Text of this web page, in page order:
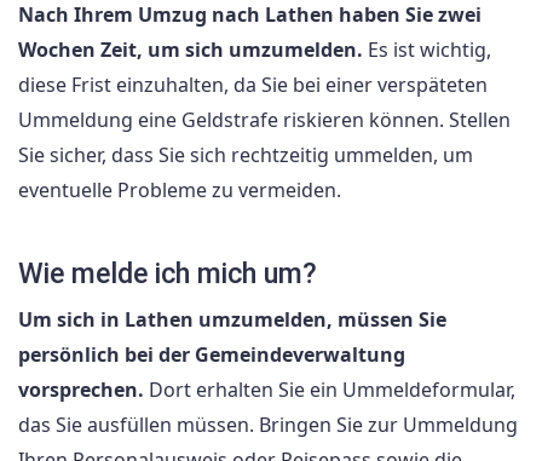
Nach Ihrem Umzug nach Lathen haben Sie zwei
Wochen Zeit, um sich umzumelden. Es ist wichtig,
diese Frist einzuhalten, da Sie bei einer verspäteten
Ummeldung eine Geldstrafe riskieren können. Stellen
Sie sicher, dass Sie sich rechtzeitig ummelden, um
eventuelle Probleme zu vermeiden.
Wie melde ich mich um?
Um sich in Lathen umzumelden, müssen Sie
persönlich bei der Gemeindeverwaltung
vorsprechen. Dort erhalten Sie ein Ummeldeformular,
das Sie ausfüllen müssen. Bringen Sie zur Ummeldung